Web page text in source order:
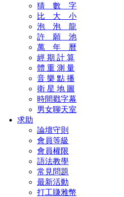
猜 數 字
比 大 小
泡 泡 龍
許 願 池
萬 年 曆
經 期 計 算
體 重 測 量
音 樂 點 播
衛 星 地 圖
時間戳字幕
男女聊天室
求助
論壇守則
會員等級
會員權限
語法教學
常見問題
最新活動
打工賺雅幣